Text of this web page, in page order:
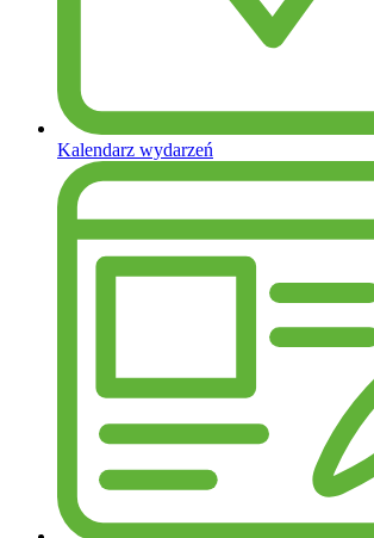
Kalendarz wydarzeń